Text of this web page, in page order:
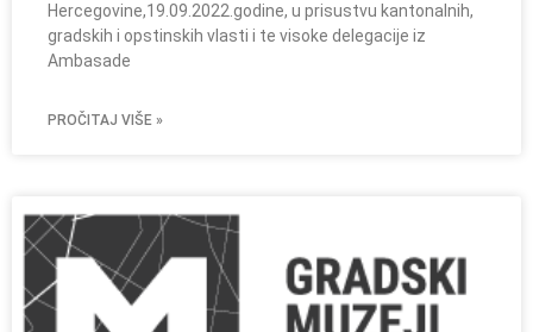
Hercegovine,19.09.2022.godine, u prisustvu kantonalnih,
gradskih i opstinskih vlasti i te visoke delegacije iz
Ambasade
PROČITAJ VIŠE »